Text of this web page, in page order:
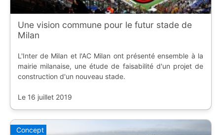
Une vision commune pour le futur stade de
Milan
L'Inter de Milan et l'AC Milan ont présenté ensemble à la
mairie milanaise, une étude de faisabilité d'un projet de
construction d'un nouveau stade.
Le 16 juillet 2019
Concept